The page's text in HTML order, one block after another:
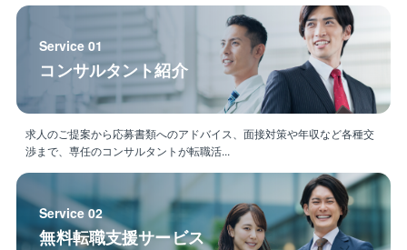
Service 01
コンサルタント紹介
求人のご提案から応募書類へのアドバイス、面接対策や年収など各種交
渉まで、専任のコンサルタントが転職活...
Service 02
無料転職支援サービス